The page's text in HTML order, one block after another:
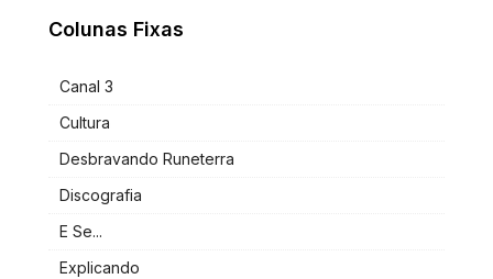
Colunas Fixas
Canal 3
Cultura
Desbravando Runeterra
Discografia
E Se...
Explicando